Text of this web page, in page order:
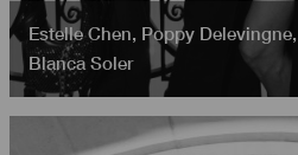
Estelle Chen, Poppy Delevingne,
Blanca Soler